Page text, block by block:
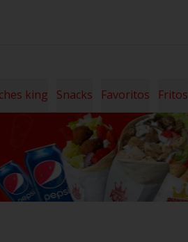
king Snacks Favoritos Fritos